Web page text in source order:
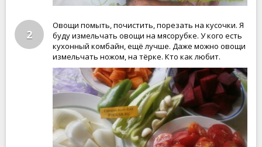
2
Овощи помыть, почистить, порезать на кусочки. Я
буду измельчать овощи на мясорубке. У кого есть
кухонный комбайн, ещё лучше. Даже можно овощи
измельчать ножом, на тёрке. Кто как любит.